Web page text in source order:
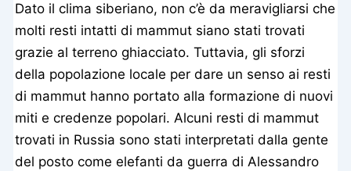
Dato il clima siberiano, non c’è da meravigliarsi che
molti resti intatti di mammut siano stati trovati
grazie al terreno ghiacciato. Tuttavia, gli sforzi
della popolazione locale per dare un senso ai resti
di mammut hanno portato alla formazione di nuovi
miti e credenze popolari. Alcuni resti di mammut
trovati in Russia sono stati interpretati dalla gente
del posto come elefanti da guerra di Alessandro